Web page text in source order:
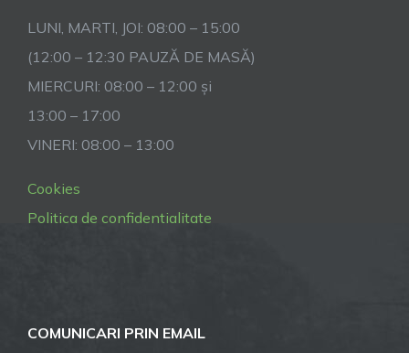
LUNI, MARTI, JOI: 08:00 – 15:00
(12:00 – 12:30 PAUZĂ DE MASĂ)
MIERCURI: 08:00 – 12:00 și
13:00 – 17:00
VINERI: 08:00 – 13:00
Cookies
Politica de confidentialitate
COMUNICARI PRIN EMAIL